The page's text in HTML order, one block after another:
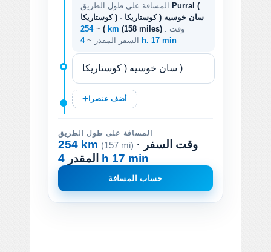
Purral (
كوستاريكا ) - سان خوسيه ( كوستاريكا
)
~ 254 km (158 miles)
السفر المقدر ~ 4 h. 17 min
أضف عنصرا
المسافة على طول الطريق
254 km (157 mi) · وقت السفر
المقدر 4 h 17 min
حساب المسافة